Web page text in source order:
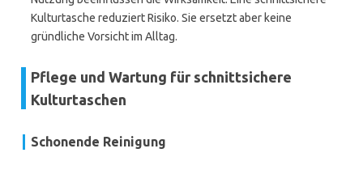
Kulturtasche reduziert Risiko. Sie ersetzt aber keine
gründliche Vorsicht im Alltag.
Pflege und Wartung für schnittsichere
Kulturtaschen
Schonende Reinigung